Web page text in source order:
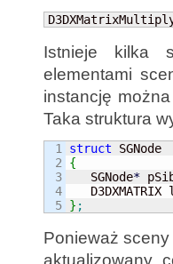
Istnieje kilka
elementami
instancję
Taka struktura
1
2
3
4
struct
{
SGNode*
D3DXMATRIX
} ;
Ponieważ
aktualizowany